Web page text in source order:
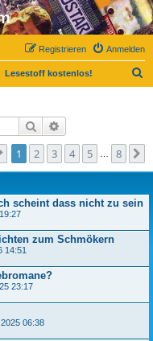
Anmelden
Registrieren
Lesestoff kostenlos!
Suche
Seite von
1 2 3 4 5 8
scheint dass nicht zu sein
zum Schmökern
14:51
23:17
06:38